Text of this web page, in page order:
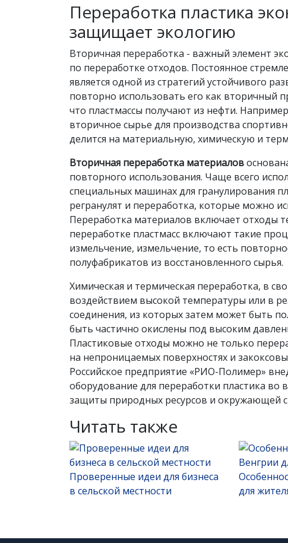
Переработка пластика
защищает экологию
Вторичная переработка - важный элемент
по переработке отходов. Постоянное
является одной из стратегий устойчивого
повторно использовать его как вторичный
что пластмассы получают из нефти.
вторичное сырье для производства
делится на материальную, химическую и
Вторичная переработка материалов
повторного использования. Чаще всего
специальных машинах для гранулирования
регранулят и переработка, которые можно
Переработка материалов включает отходы
переработке пластмасс включают такие
измельчение, измельчение, то есть
полуфабрикатов из восстановленного сырья.
Химическая и термическая переработка, в
воздействием высокой температуры или в
соединения, из которых затем может быть
быть частично окислены под высоким
Пластиковые отходы можно не только
на непроницаемых поверхностях и
Российское предприятие «РИО-Полимер»
оборудование для переработки пластика
защиты природных ресурсов и окружающей
Читать также
Проверенные идеи для бизнеса
в сельской местности
для